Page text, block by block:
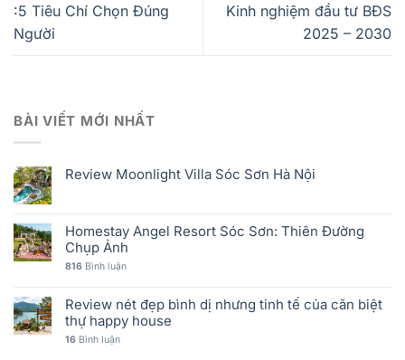
:5 Tiêu Chí Chọn Đúng
Người
Kinh nghiệm đầu tư BĐS
2025 – 2030
BÀI VIẾT MỚI NHẤT
Review Moonlight Villa Sóc Sơn Hà Nội
Homestay Angel Resort Sóc Sơn: Thiên Đường
Chụp Ảnh
816 Bình luận
Review nét đẹp bình dị nhưng tinh tế của căn biệt
thự happy house
16 Bình luận